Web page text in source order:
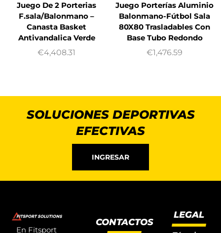
Juego De 2 Porterias
F.sala/Balonmano –
Canasta Basket
Antivandalica Verde
€4,408.31
Juego Porterías Aluminio
Balonmano-Fútbol Sala
80X80 Trasladables Con
Base Tubo Redondo
€1,476.59
SOLUCIONES DEPORTIVAS
EFECTIVAS
INGRESAR
En Fitsport
CONTACTOS
LEGAL